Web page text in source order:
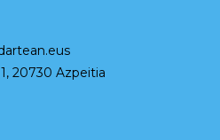
20730 Azpeitia